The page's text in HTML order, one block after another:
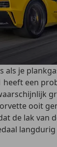
als je
heeft een
ooit
de lak van